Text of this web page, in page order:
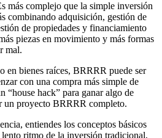
más complejo que la simple inversión
combinando adquisición, gestión de
de propiedades y financiamiento
piezas en movimiento y más formas
mal.
en bienes raíces, BRRRR puede ser
con una compra más simple de
“house hack” para ganar algo de
un proyecto BRRRR completo.
entiendes los conceptos básicos
ritmo de la inversión tradicional,